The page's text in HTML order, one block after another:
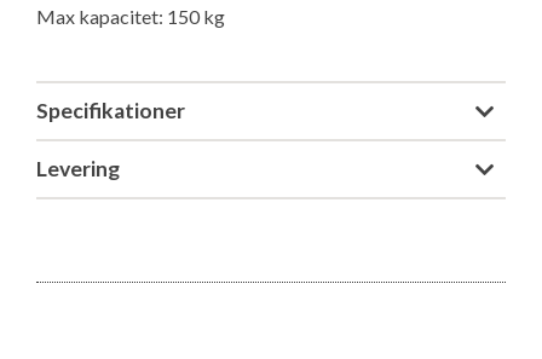
Max kapacitet: 150 kg
Specifikationer
Levering